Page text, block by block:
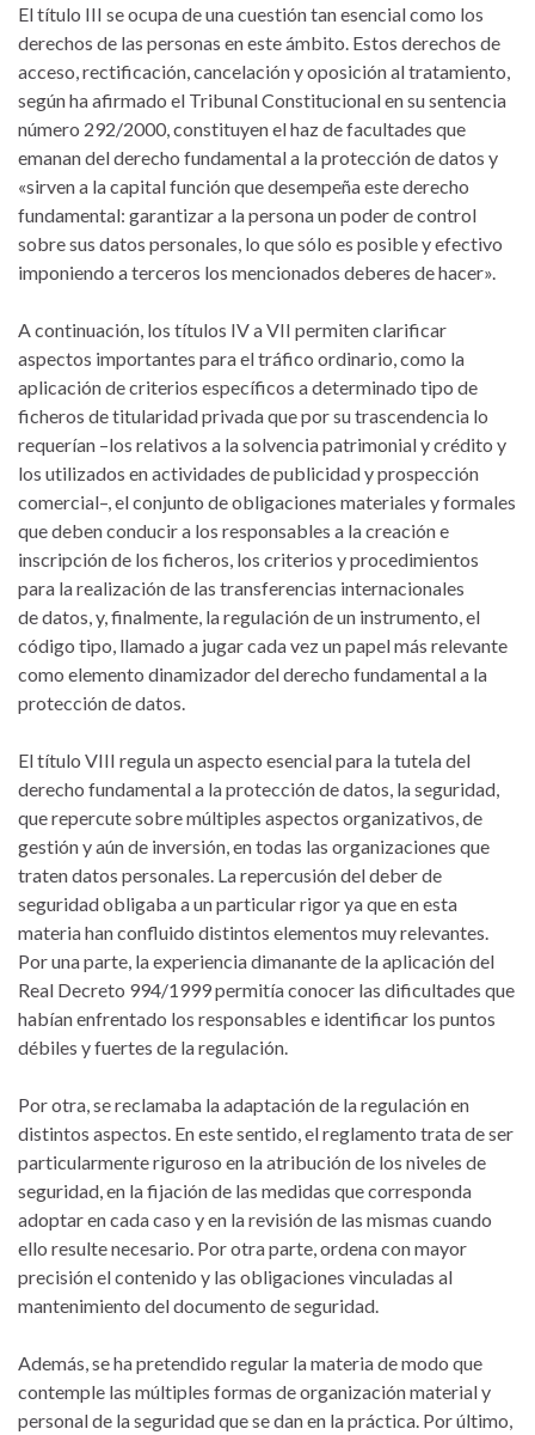
El título III se ocupa de una cuestión tan esencial como los
derechos de las personas en este ámbito. Estos derechos de
acceso, rectificación, cancelación y oposición al tratamiento,
según ha afirmado el Tribunal Constitucional en su sentencia
número 292/2000, constituyen el haz de facultades que
emanan del derecho fundamental a la protección de datos y
«sirven a la capital función que desempeña este derecho
fundamental: garantizar a la persona un poder de control
sobre sus datos personales, lo que sólo es posible y efectivo
imponiendo a terceros los mencionados deberes de hacer».
A continuación, los títulos IV a VII permiten clarificar
aspectos importantes para el tráfico ordinario, como la
aplicación de criterios específicos a determinado tipo de
ficheros de titularidad privada que por su trascendencia lo
requerían –los relativos a la solvencia patrimonial y crédito y
los utilizados en actividades de publicidad y prospección
comercial–, el conjunto de obligaciones materiales y formales
que deben conducir a los responsables a la creación e
inscripción de los ficheros, los criterios y procedimientos
para la realización de las transferencias internacionales
de datos, y, finalmente, la regulación de un instrumento, el
código tipo, llamado a jugar cada vez un papel más relevante
como elemento dinamizador del derecho fundamental a la
protección de datos.
El título VIII regula un aspecto esencial para la tutela del
derecho fundamental a la protección de datos, la seguridad,
que repercute sobre múltiples aspectos organizativos, de
gestión y aún de inversión, en todas las organizaciones que
traten datos personales. La repercusión del deber de
seguridad obligaba a un particular rigor ya que en esta
materia han confluido distintos elementos muy relevantes.
Por una parte, la experiencia dimanante de la aplicación del
Real Decreto 994/1999 permitía conocer las dificultades que
habían enfrentado los responsables e identificar los puntos
débiles y fuertes de la regulación.
Por otra, se reclamaba la adaptación de la regulación en
distintos aspectos. En este sentido, el reglamento trata de ser
particularmente riguroso en la atribución de los niveles de
seguridad, en la fijación de las medidas que corresponda
adoptar en cada caso y en la revisión de las mismas cuando
ello resulte necesario. Por otra parte, ordena con mayor
precisión el contenido y las obligaciones vinculadas al
mantenimiento del documento de seguridad.
Además, se ha pretendido regular la materia de modo que
contemple las múltiples formas de organización material y
personal de la seguridad que se dan en la práctica. Por último,